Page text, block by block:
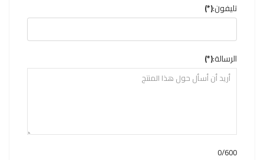
تليفون:(*)
الرسالة:(*)
0/600